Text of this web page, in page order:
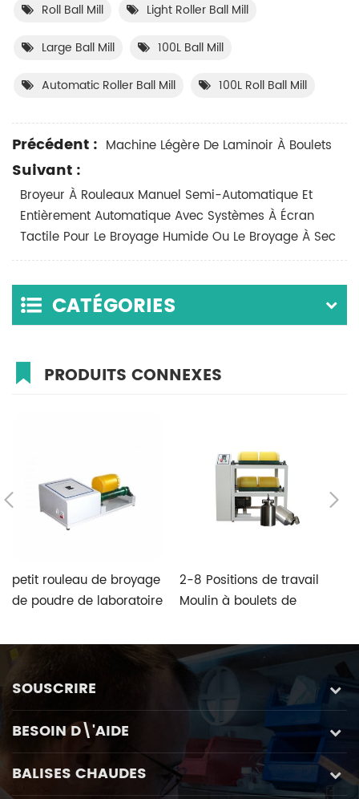
Roll Ball Mill Light Roller Ball Mill
Large Ball Mill 100L Ball Mill
Automatic Roller Ball Mill 100L Roll Ball Mill
Précédent : Machine Légère De Laminoir À Boulets
Suivant :
Broyeur À Rouleaux Manuel Semi-Automatique Et
Entièrement Automatique Avec Systèmes À Écran
Tactile Pour Le Broyage Humide Ou Le Broyage À Sec
CATÉGORIES
PRODUITS CONNEXES
petit rouleau de broyage
de poudre de laboratoire
2-8 Positions de travail
Moulin à boulets de
pot en volume optionnel
SOUSCRIRE
BESOIN D\'AIDE
BALISES CHAUDES